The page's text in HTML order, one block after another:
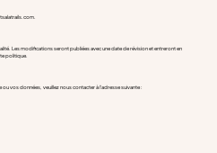
Les modifications seront publiées avec une date de révision et entreront en
politique.
vos données, veuillez nous contacter à l'adresse suivante :